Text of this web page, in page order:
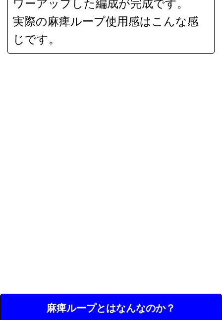
ワーアップした編成が完成です。
実際の麻痺ループ使用感はこんな感
じです。
麻痺ループとはなんなのか？